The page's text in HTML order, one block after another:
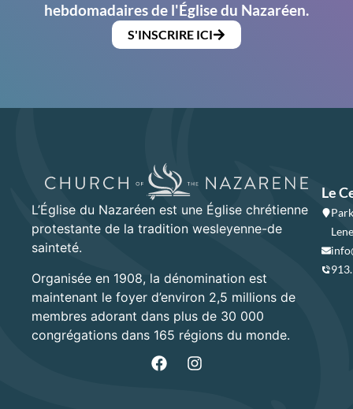
hebdomadaires de l'Église du Nazaréen.
S'INSCRIRE ICI
L’Église du Nazaréen est une Église chrétienne
protestante de la tradition wesleyenne-de
sainteté.
Organisée en 1908, la dénomination est
maintenant le foyer d’environ 2,5 millions de
membres adorant dans plus de 30 000
congrégations dans 165 régions du monde.
Le